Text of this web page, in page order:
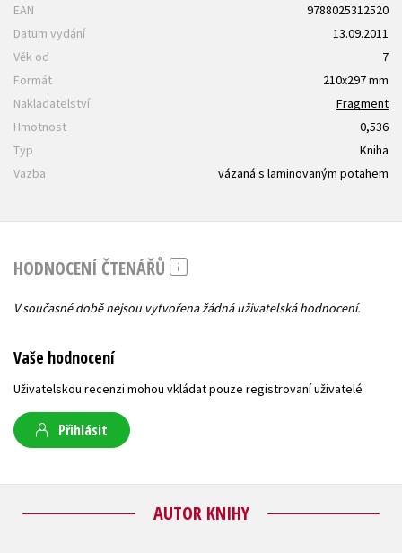
EAN
9788025312520
Datum vydání
13.09.2011
Věk od
7
Formát
210x297 mm
Nakladatelství
Fragment
Hmotnost
0,536
Typ
Kniha
Vazba
vázaná s laminovaným potahem
HODNOCENÍ ČTENÁŘŮ
V současné době nejsou vytvořena žádná uživatelská hodnocení.
Vaše hodnocení
Uživatelskou recenzi mohou vkládat pouze registrovaní uživatelé
Přihlásit
AUTOR KNIHY